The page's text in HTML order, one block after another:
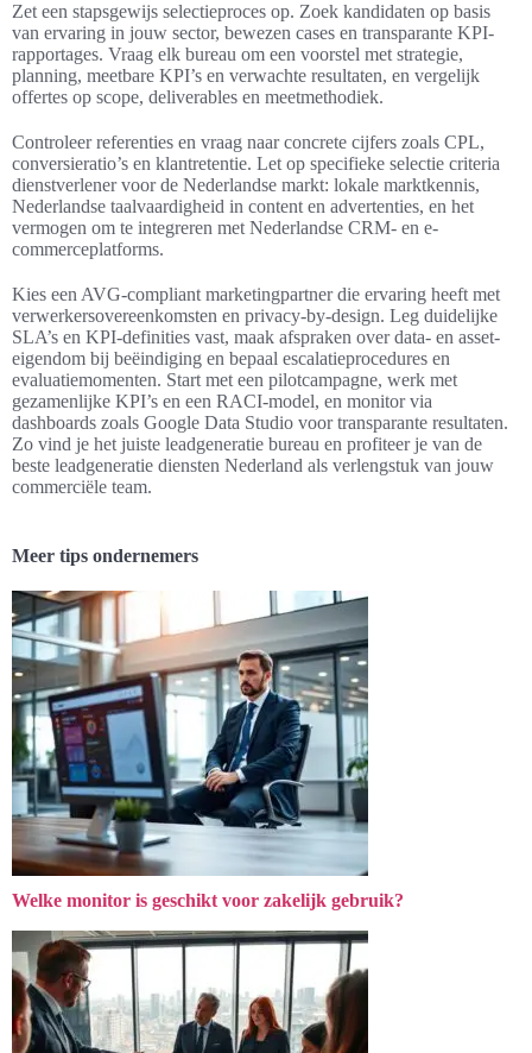
Zet een stapsgewijs selectieproces op. Zoek kandidaten op basis
van ervaring in jouw sector, bewezen cases en transparante KPI-
rapportages. Vraag elk bureau om een voorstel met strategie,
planning, meetbare KPI’s en verwachte resultaten, en vergelijk
offertes op scope, deliverables en meetmethodiek.
Controleer referenties en vraag naar concrete cijfers zoals CPL,
conversieratio’s en klantretentie. Let op specifieke selectie criteria
dienstverlener voor de Nederlandse markt: lokale marktkennis,
Nederlandse taalvaardigheid in content en advertenties, en het
vermogen om te integreren met Nederlandse CRM- en e-
commerceplatforms.
Kies een AVG-compliant marketingpartner die ervaring heeft met
verwerkersovereenkomsten en privacy-by-design. Leg duidelijke
SLA’s en KPI-definities vast, maak afspraken over data- en asset-
eigendom bij beëindiging en bepaal escalatieprocedures en
evaluatiemomenten. Start met een pilotcampagne, werk met
gezamenlijke KPI’s en een RACI-model, en monitor via
dashboards zoals Google Data Studio voor transparante resultaten.
Zo vind je het juiste leadgeneratie bureau en profiteer je van de
beste leadgeneratie diensten Nederland als verlengstuk van jouw
commerciële team.
Meer tips ondernemers
Welke monitor is geschikt voor zakelijk gebruik?